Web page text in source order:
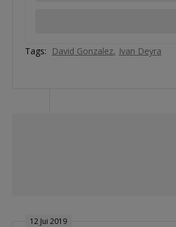
Tags: David Gonzalez Ivan Deyra
12 Jui 2019